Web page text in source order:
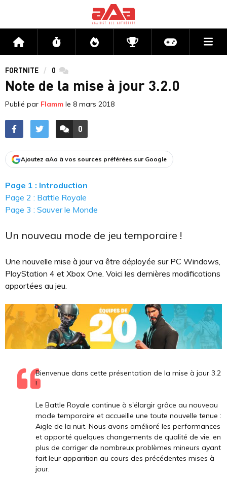
Accueil Flux Directs CompétitionsActu jeux
FORTNITE 0 commentaires
Note de la mise à jour 3.2.0
Publié par Flamm le 8 mars 2018
ACCÉDER AUX
0
COMMENTAIRES
Ajoutez aAa à vos sources préférées sur Google
Page 1 : Introduction
Page 2 : Battle Royale
Page 3 : Sauver le Monde
Un nouveau mode de jeu temporaire !
Une nouvelle mise à jour va être déployée sur PC Windows,
PlayStation 4 et Xbox One. Voici les dernières modifications
apportées au jeu.
Bienvenue dans cette présentation de la mise à jour 3.2
!
Le Battle Royale continue à s'élargir grâce au nouveau
mode temporaire et accueille une toute nouvelle tenue :
Aigle de la nuit. Nous avons amélioré les performances
et apporté quelques changements de qualité de vie, en
plus de corriger de nombreux problèmes mineurs ayant
fait leur apparition au cours des précédentes mises à
jour.